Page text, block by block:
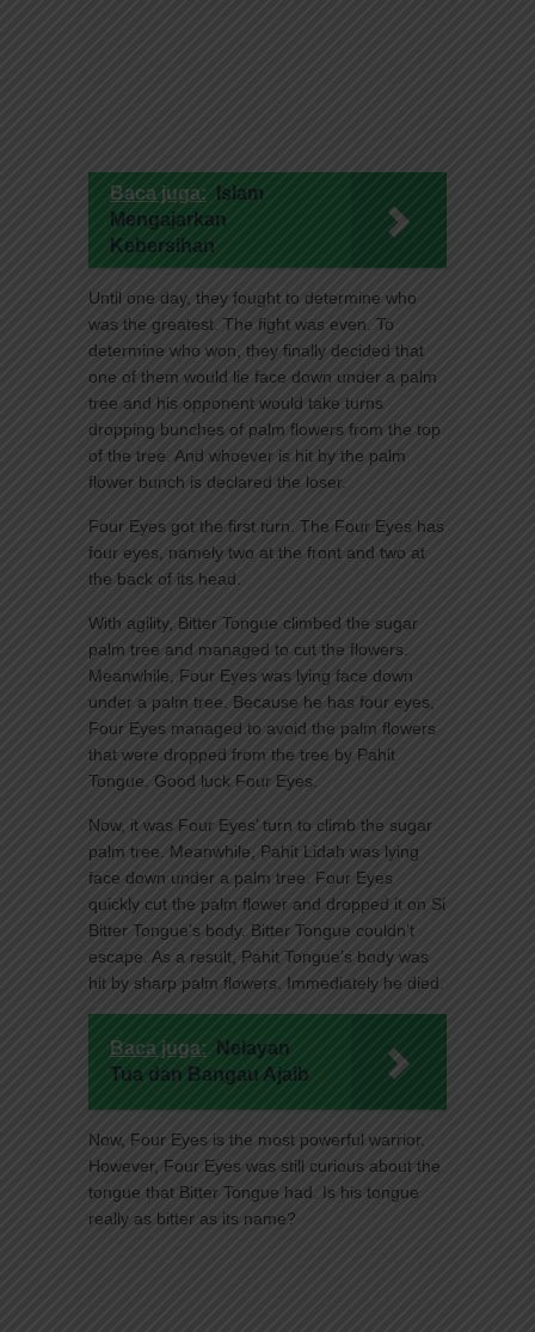
Baca juga:
Islam
Mengajarkan
Kebersihan
Until one day, they fought to determine who
was the greatest. The fight was even. To
determine who won, they finally decided that
one of them would lie face down under a palm
tree and his opponent would take turns
dropping bunches of palm flowers from the top
of the tree. And whoever is hit by the palm
flower bunch is declared the loser.
Four Eyes got the first turn. The Four Eyes has
four eyes, namely two at the front and two at
the back of its head.
With agility, Bitter Tongue climbed the sugar
palm tree and managed to cut the flowers.
Meanwhile, Four Eyes was lying face down
under a palm tree. Because he has four eyes,
Four Eyes managed to avoid the palm flowers
that were dropped from the tree by Pahit
Tongue. Good luck Four Eyes.
Now, it was Four Eyes’ turn to climb the sugar
palm tree. Meanwhile, Pahit Lidah was lying
face down under a palm tree. Four Eyes
quickly cut the palm flower and dropped it on Si
Bitter Tongue’s body. Bitter Tongue couldn’t
escape. As a result, Pahit Tongue’s body was
hit by sharp palm flowers. Immediately he died.
Baca juga:
Nelayan
Tua dan Bangau Ajaib
Now, Four Eyes is the most powerful warrior.
However, Four Eyes was still curious about the
tongue that Bitter Tongue had. Is his tongue
really as bitter as its name?